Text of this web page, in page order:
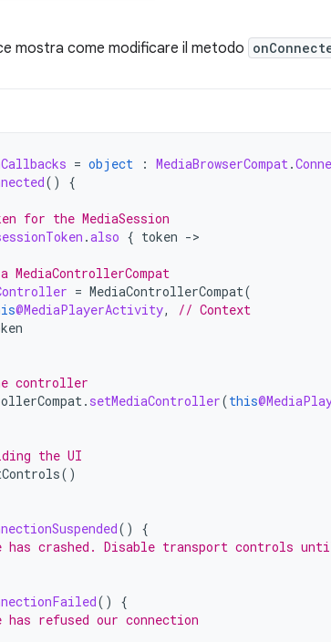
mostra come modificare il metodo
= object : MediaBrowserCompat.
() {
for the MediaSession
.also { token ->
MediaControllerCompat
= MediaControllerCompat(
@MediaPlayerActivity,
// Context
controller
. setMediaController(this
the UI
()
()
{
has crashed. Disable transport controls
()
{
refused our connection